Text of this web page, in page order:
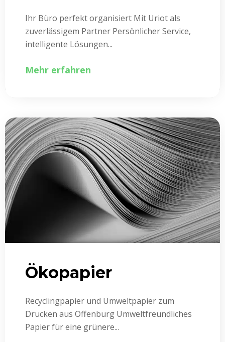
Ihr Büro perfekt organisiert Mit Uriot als
zuverlässigem Partner Persönlicher Service,
intelligente Lösungen...
Mehr erfahren
Ökopapier
Recyclingpapier und Umweltpapier zum
Drucken aus Offenburg Umweltfreundliches
Papier für eine grünere...